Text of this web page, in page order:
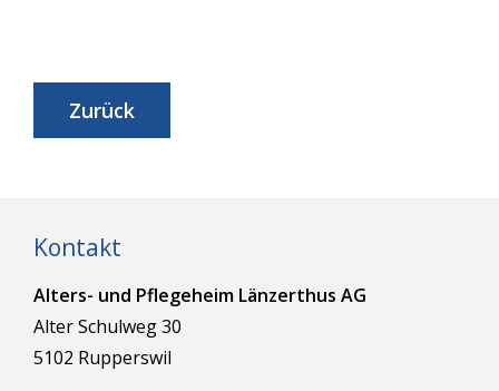
Zurück
Kontakt
Alters- und Pflegeheim Länzerthus AG
Alter Schulweg 30
5102 Rupperswil